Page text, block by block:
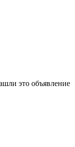
это объявление